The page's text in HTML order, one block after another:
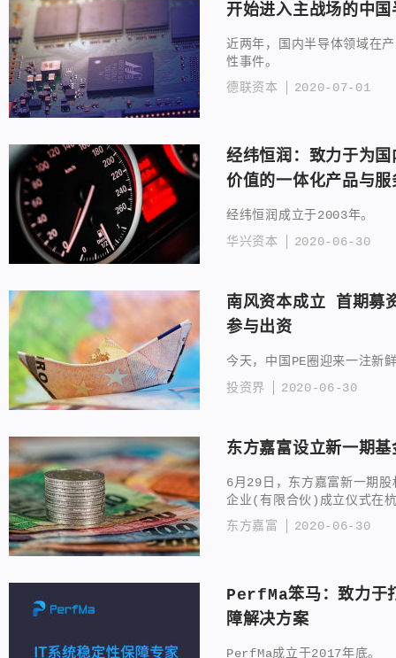
开始进入主战场的中
近两年，国内半导体领域在
性事件。
德联资本
2020-07-01
经纬恒润：致力于为
价值的一体化产品与服
经纬恒润成立于2003年。
华兴资本
2020-06-30
南风资本成立 首期募
参与出资
今天，中国PE圈迎来一注新
投资界
2020-06-30
东方嘉富设立新一期
6月29日，东方嘉富新一期
企业(有限合伙)成立仪式在
东方嘉富
2020-06-30
PerfMa笨马：致力于
障解决方案
PerfMa成立于2017年底。